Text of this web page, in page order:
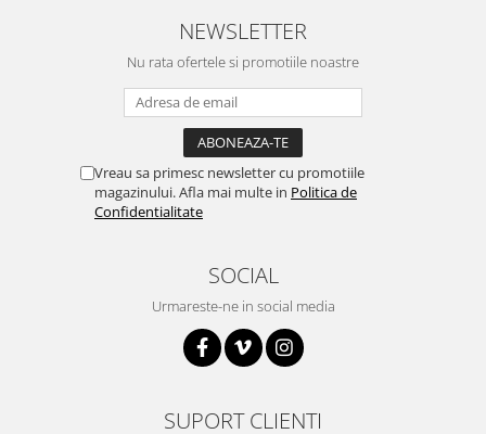
Regulator Step-Down
Regulator Step-Down Step-Up
Stabilizator tensiune
NEWSLETTER
Nu rata ofertele si promotiile noastre
Vreau sa primesc newsletter cu promotiile
magazinului. Afla mai multe in Politica de
Confidentialitate
SOCIAL
Urmareste-ne in social media
SUPORT CLIENTI